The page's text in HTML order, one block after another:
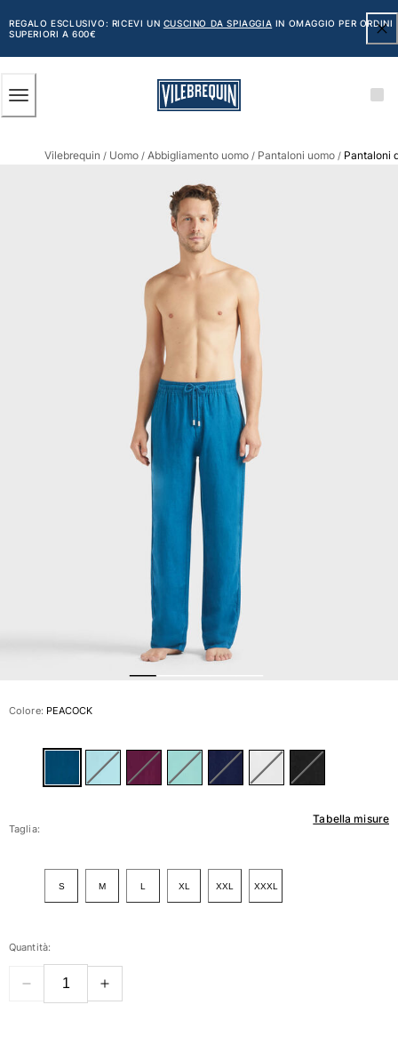
AL
CONTENUTO
PRINCIPALE
REGALO ESCLUSIVO: RICEVI UN CUSCINO DA SPIAGGIA IN OMAGGIO PER ORDINI
SUPERIORI A 600€
Vedi tutti i Uomo
Costumi da bagno
Classico ultraleggero
Ricamati Edizione Numerata
Classico corto
Vedi tutti i Costumi da bagno
Abbigliamento
Pullover e Cardigan
Taglie forti
Vedi tutti i Donna
Costumi da bagno
Slips
Vilebrequin / Uomo / Abbigliamento uomo / Pantaloni uomo / Pantaloni
Colore: PEACOCK
Tabella misure
Taglia:
S M L XL XXL XXXL
Quantità: